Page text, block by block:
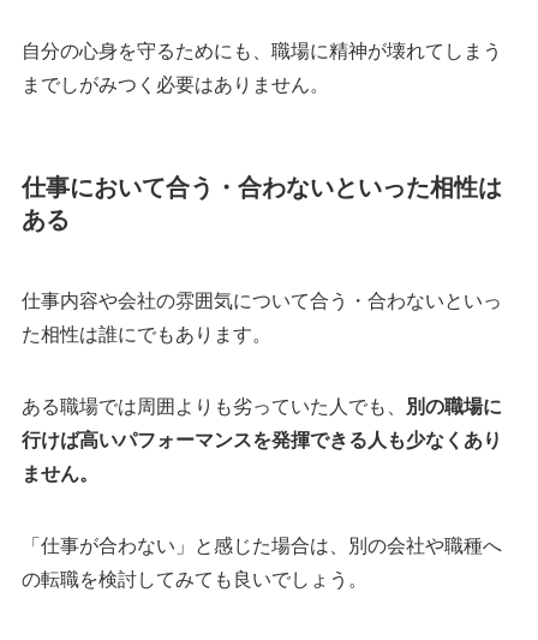
自分の心身を守るためにも、職場に精神が壊れてしまう
までしがみつく必要はありません。
仕事において合う・合わないといった相性は
ある
仕事内容や会社の雰囲気について合う・合わないといっ
た相性は誰にでもあります。
ある職場では周囲よりも劣っていた人でも、 別の職場に
行けば高いパフォーマンスを発揮できる人も少なくあり
ません。
「仕事が合わない」と感じた場合は、別の会社や職種へ
の転職を検討してみても良いでしょう。